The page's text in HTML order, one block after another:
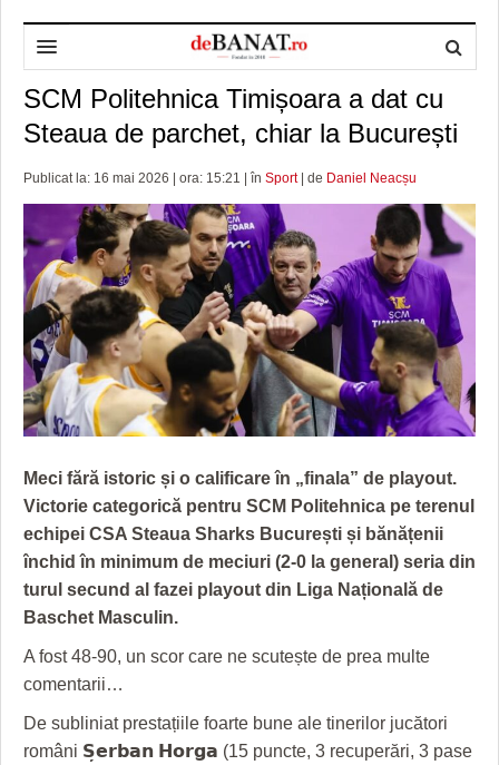
HOME
DESPRE NOI
REDACȚIA DEBANAT
POLITICA DE COOKIES
POLITICA DE CONFIDENȚIALITATE
ADMINISTRAȚIE
PRIMĂRIA TIMIŞOARA
CONSILIUL JUDEŢEAN TIMIŞ
PREFECTURA TIMIŞ
POLITICĂ
POLITICA
SPORT
POLI TIMISOARA
FOTBAL JUDETEAN
ALTE SPORTURI
OPINII
DOSARELE DEBANAT
ETICA LUCIDITĂȚII ASISTATE
JURNAL DE CAMPANIE
GRĂDINA TAICII DOMNULUI
CU OIŞTEA-N KIERKEGAARD
PE SURSE
TIMP LIBER ȘI CULTURĂ
TIMP LIBER
ULTRAMARIN VA RECOMANDA
CRONICĂ DE FILM
FILME DOCUMENTARE
JOCURI ONLINE
ECONOMIC
AFACERI
SĂNĂTATE
ACCIDENTE
INFO SI UTILE
INVATAMANT
JUSTITIE
SCM Politehnica Timișoara a dat cu
Steaua de parchet, chiar la București
Publicat la: 16 mai 2026 | ora: 15:21 | în Sport| de Daniel Neacșu
Meci fără istoric și o calificare în „finala” de playout.
Victorie categorică pentru SCM Politehnica pe terenul
echipei CSA Steaua Sharks București și bănățenii
închid în minimum de meciuri (2-0 la general) seria din
turul secund al fazei playout din Liga Națională de
Baschet Masculin.
A fost 48-90, un scor care ne scutește de prea multe
comentarii…
De subliniat prestațiile foarte bune ale tinerilor jucători
români 𝗦̦𝗲𝗿𝗯𝗮𝗻 𝗛𝗼𝗿𝗴𝗮 (15 puncte, 3 recuperări, 3 pase